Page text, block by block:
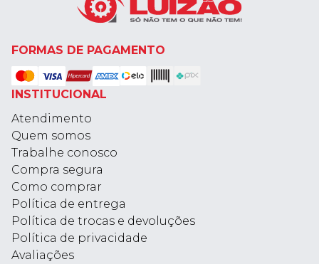
FORMAS DE PAGAMENTO
INSTITUCIONAL
Atendimento
Quem somos
Trabalhe conosco
Compra segura
Como comprar
Política de entrega
Política de trocas e devoluções
Política de privacidade
Avaliações